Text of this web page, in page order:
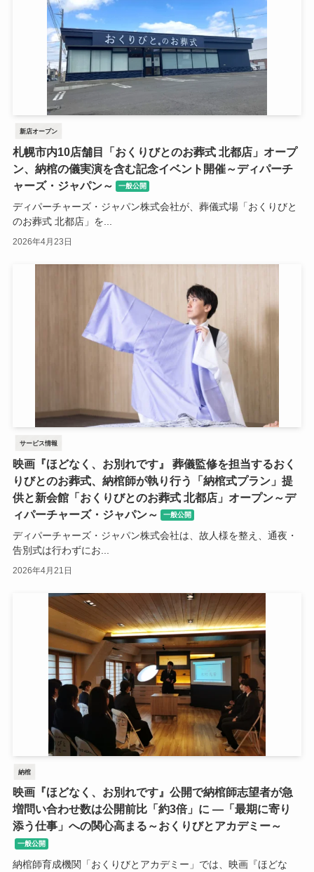
新店オープン
札幌市内10店舗目「おくりびとのお葬式 北都店」オープ
ン、納棺の儀実演を含む記念イベント開催～ディパーチ
ャーズ・ジャパン～
一般公開
ディパーチャーズ・ジャパン株式会社が、葬儀式場「おくりびと
のお葬式 北都店」を...
2026年4月23日
サービス情報
映画『ほどなく、お別れです』 葬儀監修を担当するおく
りびとのお葬式、納棺師が執り行う「納棺式プラン」提
供と新会館「おくりびとのお葬式 北都店」オープン～デ
ィパーチャーズ・ジャパン～
一般公開
ディパーチャーズ・ジャパン株式会社は、故人様を整え、通夜・
告別式は行わずにお...
2026年4月21日
納棺
映画『ほどなく、お別れです』公開で納棺師志望者が急
増問い合わせ数は公開前比「約3倍」に ―「最期に寄り
添う仕事」への関心高まる～おくりびとアカデミー～
一般公開
納棺師育成機関「おくりびとアカデミー」では、映画『ほどな